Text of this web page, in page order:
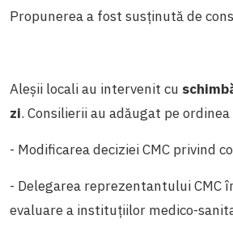
Propunerea a fost susținută de
Aleșii locali au intervenit cu
zi. Consilierii au adăugat pe
- Modificarea deciziei CMC privind
- Delegarea reprezentantului CMC
evaluare a instituțiilor medico-